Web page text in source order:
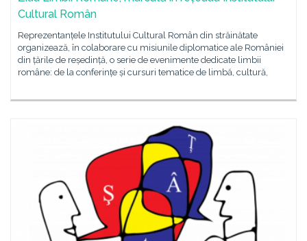
Cultural Român
Reprezentanțele Institutului Cultural Român din străinătate
organizează, în colaborare cu misiunile diplomatice ale României
din țările de reședință, o serie de evenimente dedicate limbii
române: de la conferințe și cursuri tematice de limbă, cultură,